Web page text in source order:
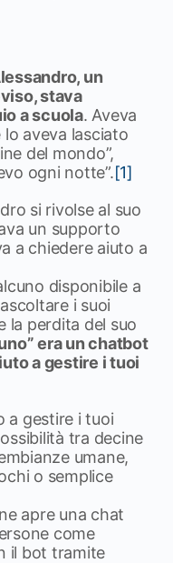
un
stava
a scuola. Aveva
aveva lasciato
del mondo”,
ogni notte”.[1]
si rivolse al suo
un supporto
a chiedere aiuto a
disponibile a
i suoi
la perdita del suo
era un chatbot
a gestire i tuoi
a gestire i tuoi
tra decine
umane,
o semplice
apre una chat
come
il bot tramite